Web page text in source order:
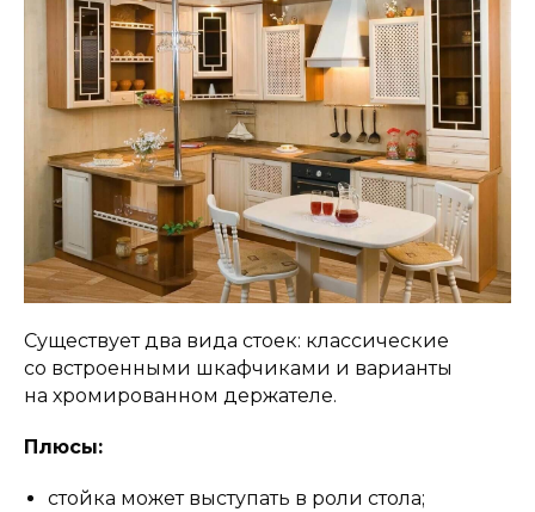
Существует два вида стоек: классические
со встроенными шкафчиками и варианты
на хромированном держателе.
Плюсы:
стойка может выступать в роли стола;